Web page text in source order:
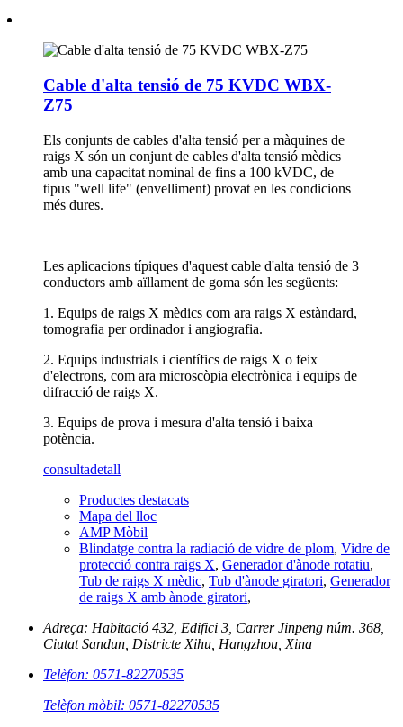
Cable d'alta tensió de 75 KVDC WBX-
Z75
Els conjunts de cables d'alta tensió per a màquines de
raigs X són un conjunt de cables d'alta tensió mèdics
amb una capacitat nominal de fins a 100 kVDC, de
tipus "well life" (envelliment) provat en les condicions
més dures.
Les aplicacions típiques d'aquest cable d'alta tensió de 3
conductors amb aïllament de goma són les següents:
1. Equips de raigs X mèdics com ara raigs X estàndard,
tomografia per ordinador i angiografia.
2. Equips industrials i científics de raigs X o feix
d'electrons, com ara microscòpia electrònica i equips de
difracció de raigs X.
3. Equips de prova i mesura d'alta tensió i baixa
potència.
consultadetall
Productes destacats
Mapa del lloc
AMP Mòbil
Blindatge contra la radiació de vidre de plom, Vidre de
protecció contra raigs X, Generador d'ànode rotatiu,
Tub de raigs X mèdic, Tub d'ànode giratori, Generador
de raigs X amb ànode giratori,
Adreça: Habitació 432, Edifici 3, Carrer Jinpeng núm. 368,
Ciutat Sandun, Districte Xihu, Hangzhou, Xina
Telèfon: 0571-82270535
Telèfon mòbil: 0571-82270535